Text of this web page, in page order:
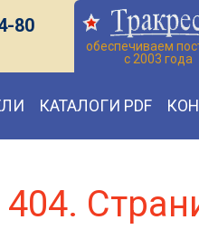
80
обеспечиваем
с 2003 года
КАТАЛОГИ PDF